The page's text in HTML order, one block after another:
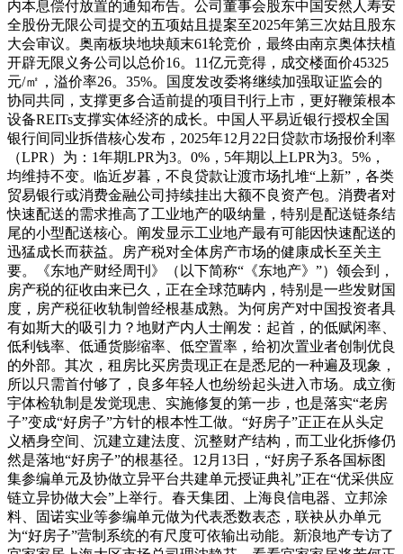
内本息偿付放置的通知布告。公司董事会股东中国安然人寿安
全股份无限公司提交的五项姑且提案至2025年第三次姑且股东
大会审议。奥南板块地块颠末61轮竞价，最终由南京奥体扶植
开辟无限义务公司以总价16。11亿元竞得，成交楼面价45325
元/㎡，溢价率26。35%。国度发改委将继续加强取证监会的
协同共同，支撑更多合适前提的项目刊行上市，更好鞭策根本
设备REITs支撑实体经济的成长。中国人平易近银行授权全国
银行间同业拆借核心发布，2025年12月22日贷款市场报价利率
（LPR）为：1年期LPR为3。0%，5年期以上LPR为3。5%，
均维持不变。临近岁暮，不良贷款让渡市场扎堆“上新”，各类
贸易银行或消费金融公司持续挂出大额不良资产包。消费者对
快速配送的需求推高了工业地产的吸纳量，特别是配送链条结
尾的小型配送核心。阐发显示工业地产最有可能因快速配送的
迅猛成长而获益。房产税对全体房产市场的健康成长至关主
要。《东地产财经周刊》（以下简称“《东地产》”）领会到，
房产税的征收由来已久，正在全球范畴内，特别是一些发财国
度，房产税征收轨制曾经根基成熟。为何房产对中国投资者具
有如斯大的吸引力？地财产内人士阐发：起首，的低赋闲率、
低利钱率、低通货膨缩率、低空置率，给初次置业者创制优良
的外部。其次，租房比买房贵现正在是悉尼的一种遍及现象，
所以只需首付够了，良多年轻人也纷纷起头进入市场。成立衡
宇体检轨制是发觉现患、实施修复的第一步，也是落实“老房
子”变成“好房子”方针的根本性工做。“好房子”正正在从头定
义栖身空间、沉建立建法度、沉整财产结构，而工业化拆修仍
然是落地“好房子”的根基径。12月13日，“好房子系各国标图
集参编单元及协做立异平台共建单元授证典礼”正在“优采供应
链立异协做大会”上举行。春天集团、上海良信电器、立邦涂
料、固诺实业等参编单元做为代表悉数表态，联袂从办单元
为“好房子”营制系统的有尺度可依输出动能。新浪地产专访了